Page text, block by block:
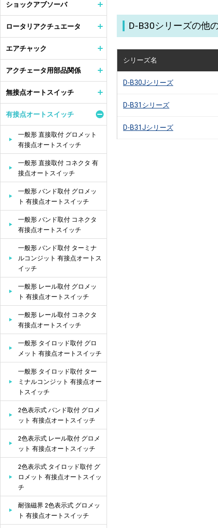
D-B30シリーズの他
シリーズ名
D-B30Jシリーズ
D-B31シリーズ
D-B31Jシリーズ
ショックアブソーバ
ロータリアクチュエータ
エアチャック
アクチェータ用部品関係
無接点オートスイッチ
有接点オートスイッチ
一般形 直接取付 グロメット
有接点オートスイッチ
一般形 直接取付 コネクタ 有
接点オートスイッチ
一般形 バンド取付 グロメッ
ト 有接点オートスイッチ
一般形 バンド取付 コネクタ
有接点オートスイッチ
一般形 バンド取付 ターミナ
ルコンジット 有接点オートス
イッチ
一般形 レール取付 グロメッ
ト 有接点オートスイッチ
一般形 レール取付 コネクタ
有接点オートスイッチ
一般形 タイロッド取付 グロ
メット 有接点オートスイッチ
一般形 タイロッド取付 ター
ミナルコンジット 有接点オー
トスイッチ
2色表示式 バンド取付 グロメ
ット 有接点オートスイッチ
2色表示式 レール取付 グロメ
ット 有接点オートスイッチ
2色表示式 タイロッド取付 グ
ロメット 有接点オートスイッ
チ
耐強磁界 2色表示式 グロメッ
ト 有接点オートスイッチ